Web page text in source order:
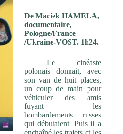
De Maciek HAMELA,
documentaire,
Pologne/France
/Ukraine-VOST. 1h24.
Le cinéaste
polonais donnait, avec
son van de huit places,
un coup de main pour
véhiculer des amis
fuyant les
bombardements russes
qui débutaient. Puis il a
enchaîné les trajets et les